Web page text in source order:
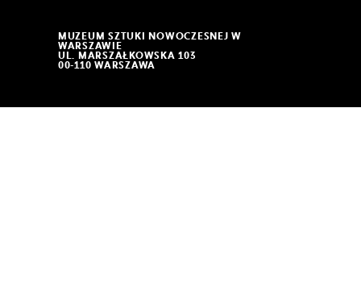
MUZEUM SZTUKI NOWOCZESNEJ W
WARSZAWIE
UL. MARSZAŁKOWSKA 103
00-110 WARSZAWA